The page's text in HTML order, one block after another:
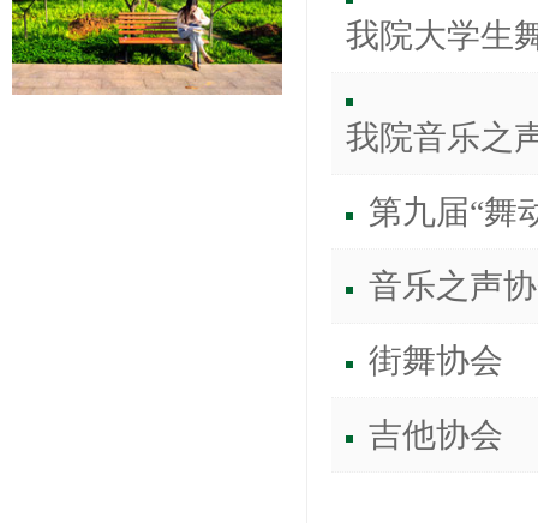
我院大学生
我院音乐之
第九届“舞
音乐之声
街舞协会
吉他协会